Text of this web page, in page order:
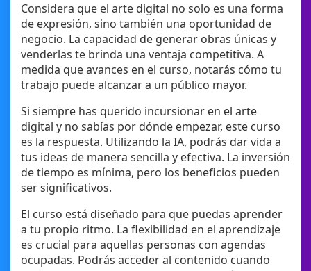
Considera que el arte digital no solo es una forma
de expresión, sino también una oportunidad de
negocio. La capacidad de generar obras únicas y
venderlas te brinda una ventaja competitiva. A
medida que avances en el curso, notarás cómo tu
trabajo puede alcanzar a un público mayor.
Si siempre has querido incursionar en el arte
digital y no sabías por dónde empezar, este curso
es la respuesta. Utilizando la IA, podrás dar vida a
tus ideas de manera sencilla y efectiva. La inversión
de tiempo es mínima, pero los beneficios pueden
ser significativos.
El curso está diseñado para que puedas aprender
a tu propio ritmo. La flexibilidad en el aprendizaje
es crucial para aquellas personas con agendas
ocupadas. Podrás acceder al contenido cuando